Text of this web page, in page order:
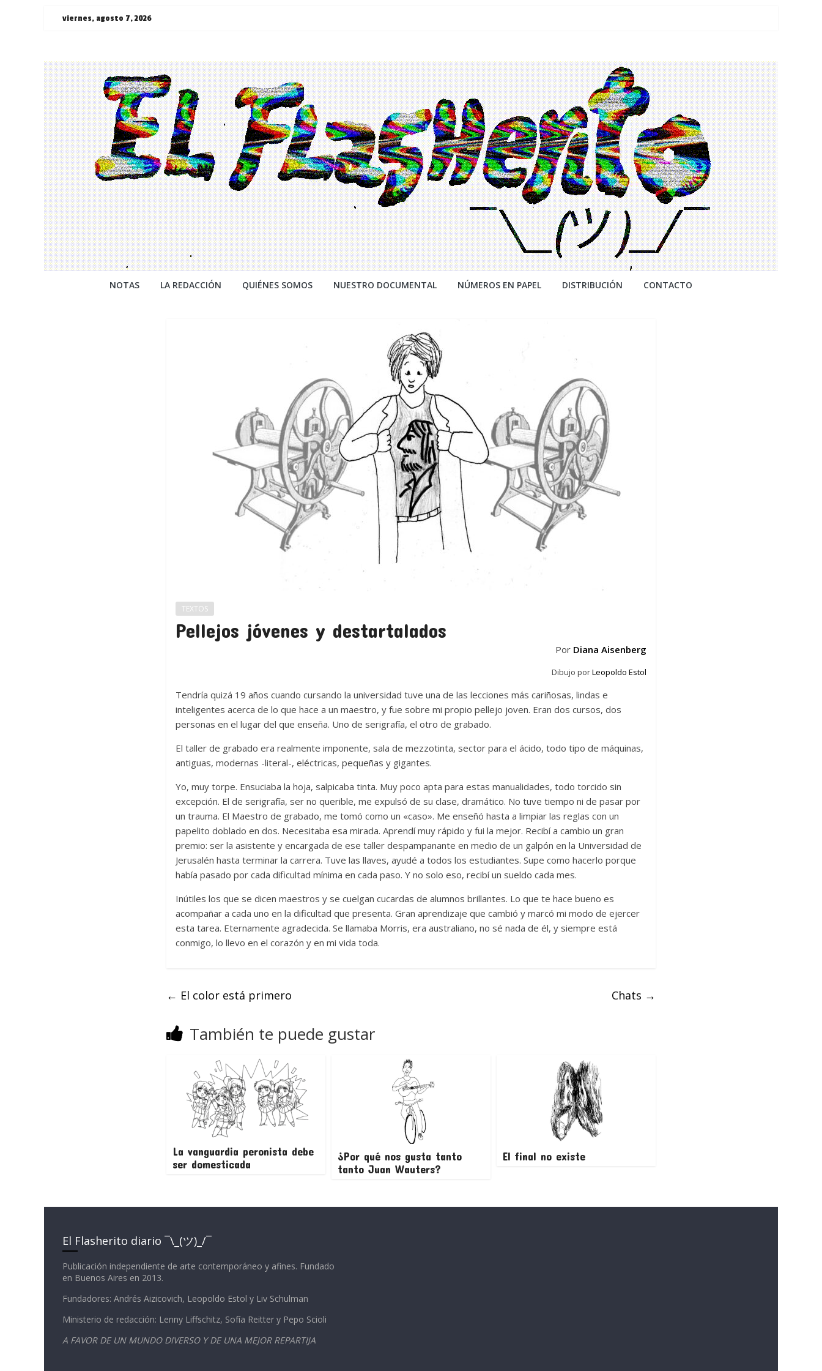
Saltarviernes, agosto 7, 2026
¯\_(ツ)_/
¯
NOTAS LA REDACCIÓN QUIÉNES SOMOS NUESTRO DOCUMENTAL NÚMEROS EN PAPEL DISTRIBUCIÓN CONTACTO
TEXTOS
Pellejos jóvenes y destartalados
Por Diana Aisenberg
Dibujo porLeopoldo Estol
Tendría quizá 19 años cuando cursando la universidad tuve una de las lecciones más cariñosas, lindas e
inteligentes acerca de lo que hace a un maestro, y fue sobre mi propio pellejo joven. Eran dos cursos, dos
personas en el lugar del que enseña. Uno de serigrafía, el otro de grabado.
El taller de grabado era realmente imponente, sala de mezzotinta, sector para el ácido, todo tipo de máquinas,
antiguas, modernas -literal-, eléctricas, pequeñas y gigantes.
Yo, muy torpe. Ensuciaba la hoja, salpicaba tinta. Muy poco apta para estas manualidades, todo torcido sin
excepción. El de serigrafía, ser no querible, me expulsó de su clase, dramático. No tuve tiempo ni de pasar por
un trauma. El Maestro de grabado, me tomó como un «caso». Me enseñó hasta a limpiar las reglas con un
papelito doblado en dos. Necesitaba esa mirada. Aprendí muy rápido y fui la mejor. Recibí a cambio un gran
premio: ser la asistente y encargada de ese taller despampanante en medio de un galpón en la Universidad de
Jerusalén hasta terminar la carrera. Tuve las llaves, ayudé a todos los estudiantes. Supe como hacerlo porque
había pasado por cada dificultad mínima en cada paso. Y no solo eso, recibí un sueldo cada mes.
Inútiles los que se dicen maestros y se cuelgan cucardas de alumnos brillantes. Lo que te hace bueno es
acompañar a cada uno en la dificultad que presenta. Gran aprendizaje que cambió y marcó mi modo de ejercer
esta tarea. Eternamente agradecida. Se llamaba Morris, era australiano, no sé nada de él, y siempre está
conmigo, lo llevo en el corazón y en mi vida toda.
← El color está primero Chats →
También te puede gustar
La vanguardia peronista debe
ser domesticada
¿Por qué nos gusta tanto
tanto Juan Wauters?
El final no existe
El Flasherito diario ¯\_(ツ)_/¯
Publicación independiente de arte contemporáneo y afines. Fundado
en Buenos Aires en 2013.
Fundadores: Andrés Aizicovich, Leopoldo Estol y Liv Schulman
Ministerio de redacción: Lenny Liffschitz, Sofía Reitter y Pepo Scioli
A FAVOR DE UN MUNDO DIVERSO Y DE UNA MEJOR REPARTIJA